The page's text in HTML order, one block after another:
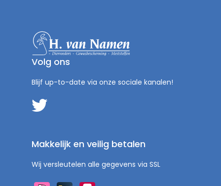
Volg ons
Blijf up-to-date via onze sociale kanalen!
Makkelijk en veilig betalen
Wij versleutelen alle gegevens via SSL